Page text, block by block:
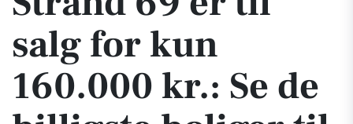
salg for kun
160.000 kr.: Se de